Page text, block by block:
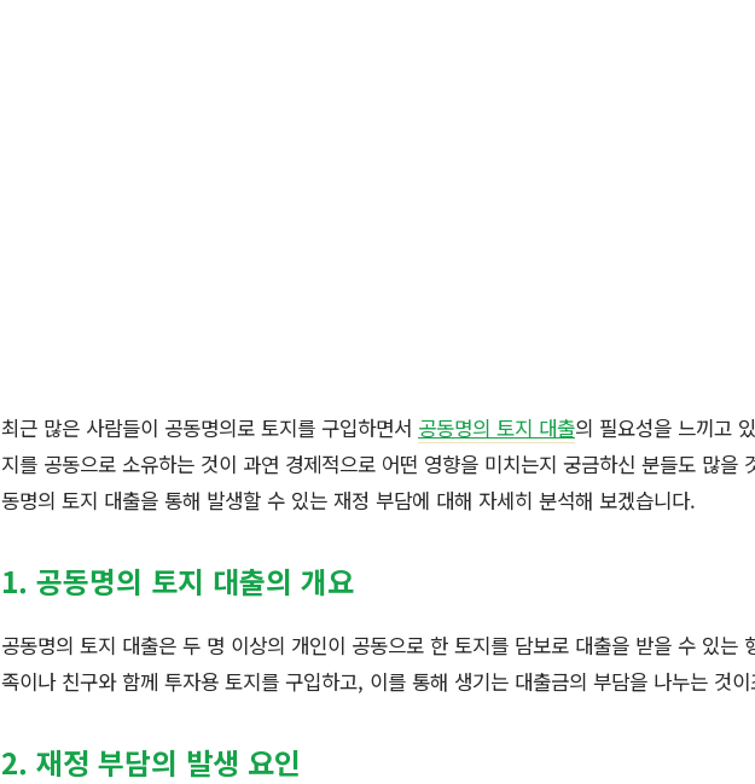
최근 많은 사람들이 공동명의로 토지를 구입하면서 공동명의 토지 대출의 필요성을 느끼고
지를 공동으로 소유하는 것이 과연 경제적으로 어떤 영향을 미치는지 궁금하신 분들도 많을
동명의 토지 대출을 통해 발생할 수 있는 재정 부담에 대해 자세히 분석해 보겠습니다.
1. 공동명의 토지 대출의 개요
공동명의 토지 대출은 두 명 이상의 개인이 공동으로 한 토지를 담보로 대출을 받을 수 있는
족이나 친구와 함께 투자용 토지를 구입하고, 이를 통해 생기는 대출금의 부담을 나누는 것이
2. 재정 부담의 발생 요인